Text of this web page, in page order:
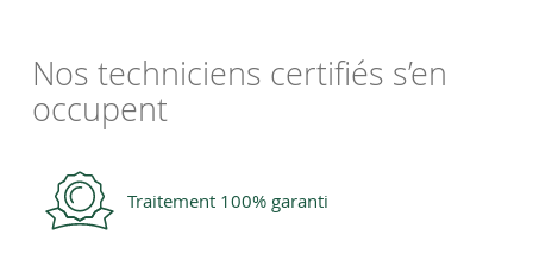
Nos techniciens certifiés s’en
occupent
Traitement 100% garanti